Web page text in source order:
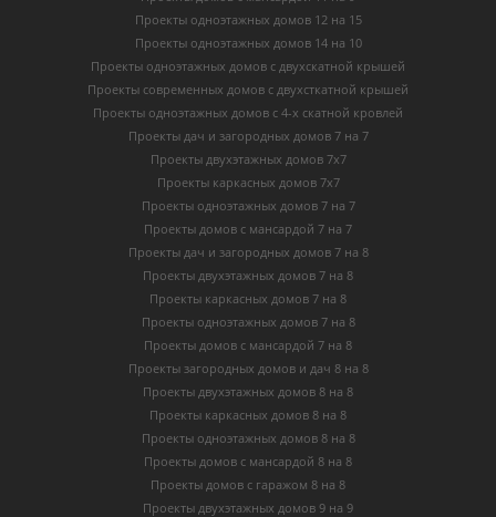
Проекты одноэтажных домов 12 на 15
Проекты одноэтажных домов 14 на 10
Проекты одноэтажных домов с двухскатной крышей
Проекты современных домов с двухсткатной крышей
Проекты одноэтажных домов с 4-х скатной кровлей
Проекты дач и загородных домов 7 на 7
Проекты двухэтажных домов 7х7
Проекты каркасных домов 7х7
Проекты одноэтажных домов 7 на 7
Проекты домов с мансардой 7 на 7
Проекты дач и загородных домов 7 на 8
Проекты двухэтажных домов 7 на 8
Проекты каркасных домов 7 на 8
Проекты одноэтажных домов 7 на 8
Проекты домов с мансардой 7 на 8
Проекты загородных домов и дач 8 на 8
Проекты двухэтажных домов 8 на 8
Проекты каркасных домов 8 на 8
Проекты одноэтажных домов 8 на 8
Проекты домов с мансардой 8 на 8
Проекты домов с гаражом 8 на 8
Проекты двухэтажных домов 9 на 9